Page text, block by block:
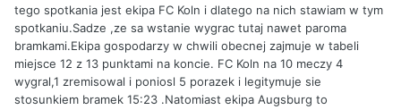
tego spotkania jest ekipa FC Koln i dlatego na nich stawiam w tym
spotkaniu.Sadze ,ze sa wstanie wygrac tutaj nawet paroma
bramkami.Ekipa gospodarzy w chwili obecnej zajmuje w tabeli
miejsce 12 z 13 punktami na koncie. FC Koln na 10 meczy 4
wygral,1 zremisowal i poniosl 5 porazek i legitymuje sie
stosunkiem bramek 15:23 .Natomiast ekipa Augsburg to